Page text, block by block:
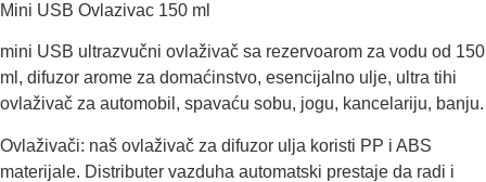
Mini USB Ovlazivac 150 ml
mini USB ultrazvučni ovlaživač sa rezervoarom za vodu od 150
ml, difuzor arome za domaćinstvo, esencijalno ulje, ultra tihi
ovlaživač za automobil, spavaću sobu, jogu, kancelariju, banju.
Ovlaživači: naš ovlaživač za difuzor ulja koristi PP i ABS
materijale. Distributer vazduha automatski prestaje da radi i